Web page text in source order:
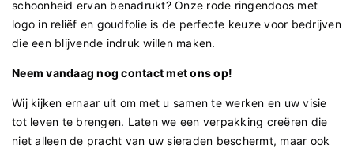
schoonheid ervan benadrukt? Onze rode ringendoos met
logo in reliëf en goudfolie is de perfecte keuze voor bedrijven
die een blijvende indruk willen maken.
Neem vandaag nog contact met ons op!
Wij kijken ernaar uit om met u samen te werken en uw visie
tot leven te brengen. Laten we een verpakking creëren die
niet alleen de pracht van uw sieraden beschermt, maar ook